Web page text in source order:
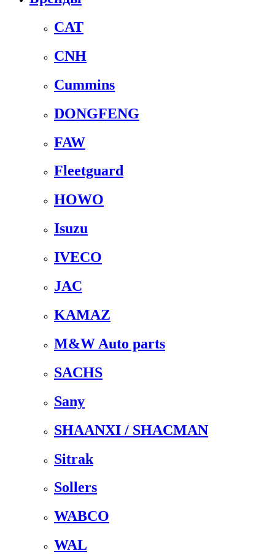
CAT
CNH
Cummins
DONGFENG
FAW
Fleetguard
HOWO
Isuzu
IVECO
JAC
KAMAZ
M&W Auto parts
SACHS
Sany
SHAANXI / SHACMAN
Sitrak
Sollers
WABCO
WAL